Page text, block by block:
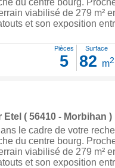
du centre bourg.
viabilisé de 279 m²
et son exposition
Pièces
5
Surface
82 m2
Etel ( 56410 - Morbihan )
le cadre de votre
du centre bourg.
viabilisé de 279 m²
et son exposition